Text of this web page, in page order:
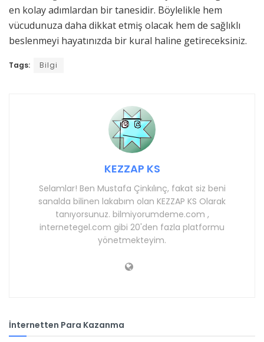
en kolay adımlardan bir tanesidir. Böylelikle hem
vücudunuza daha dikkat etmiş olacak hem de sağlıklı
beslenmeyi hayatınızda bir kural haline getireceksiniz.
Tags: Bilgi
KEZZAP KS
Selamlar! Ben Mustafa Çinkılınç, fakat siz beni
sanalda bilinen lakabım olan KEZZAP KS Olarak
tanıyorsunuz. bilmiyorumdeme.com ,
internetegel.com gibi 20'den fazla platformu
yönetmekteyim.
İnternetten Para Kazanma